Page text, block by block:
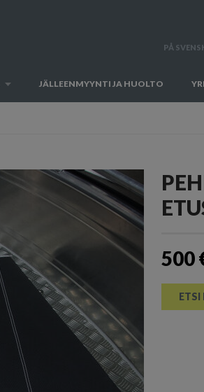
PÅ
JÄLLEENMYYNTI JA HUOLTO
500
ETSI